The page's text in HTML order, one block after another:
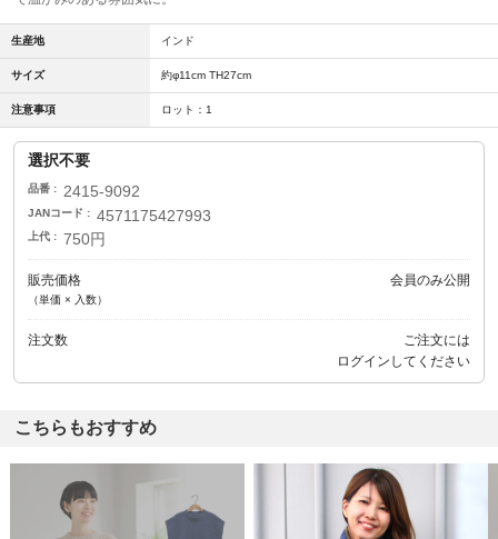
生産地 インド
サイズ 約φ11cm TH27cm
注意事項 ロット：1
選択不要
品番 2415-9092
JANコード 4571175427993
上代 750円
販売価格
（単価 × 入数）
会員のみ公開
注文数
ご注文には
ログイン してください
こちらもおすすめ